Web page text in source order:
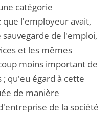
catégorie
l'employeur avait,
de l'emploi,
et les mêmes
moins important de
qu'eu égard à cette
de manière
de la société